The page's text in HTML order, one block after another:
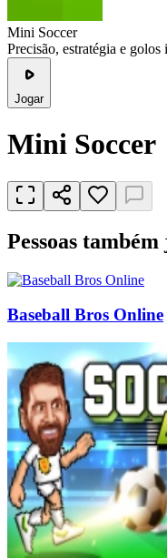
Mini Soccer
Precisão, estratégia e golos
Jogar
Mini Soccer
Pessoas também
Baseball Bros Online